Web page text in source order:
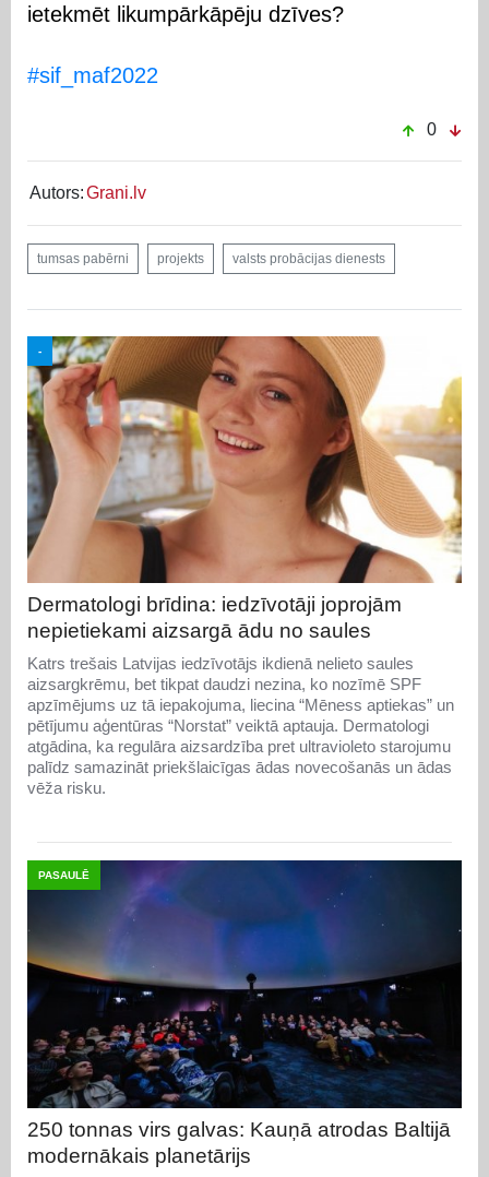
ietekmēt likumpārkāpēju dzīves?
#sif_maf2022
0
Autors:Grani.lv
tumsas pabērni projekts valsts probācijas dienests
-
Dermatologi brīdina: iedzīvotāji joprojām
nepietiekami aizsargā ādu no saules
Katrs trešais Latvijas iedzīvotājs ikdienā nelieto saules
aizsargkrēmu, bet tikpat daudzi nezina, ko nozīmē SPF
apzīmējums uz tā iepakojuma, liecina “Mēness aptiekas” un
pētījumu aģentūras “Norstat” veiktā aptauja. Dermatologi
atgādina, ka regulāra aizsardzība pret ultravioleto starojumu
palīdz samazināt priekšlaicīgas ādas novecošanās un ādas
vēža risku.
PASAULĒ
250 tonnas virs galvas: Kauņā atrodas Baltijā
modernākais planetārijs